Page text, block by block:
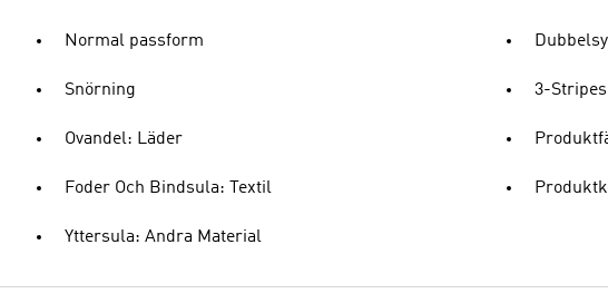
Normal passform
Snörning
Ovandel: Läder
Foder Och Bindsula: Textil
Yttersula: Andra Material
3-Stripes